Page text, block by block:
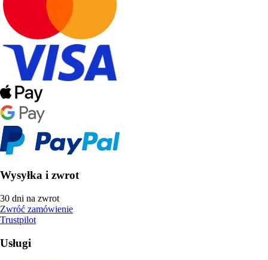
Wysyłka i zwrot
30 dni na zwrot
Zwróć zamówienie
Trustpilot
Usługi